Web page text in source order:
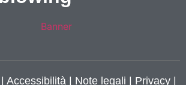
Accessibilità | Note legali | Privacy|